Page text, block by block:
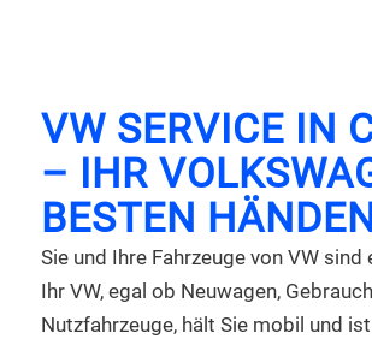
VW SERVICE IN
– IHR
BESTEN
Sie und Ihre Fahrzeuge von VW sind
Ihr VW, egal ob Neuwagen,
Nutzfahrzeuge, hält Sie mobil und